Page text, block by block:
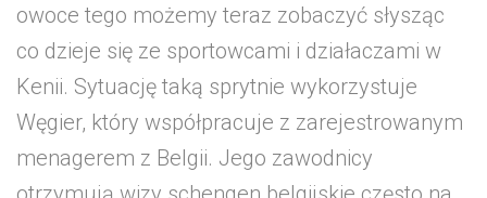
owoce tego możemy teraz zobaczyć słysząc
co dzieje się ze sportowcami i działaczami w
Kenii. Sytuację taką sprytnie wykorzystuje
Węgier, który współpracuje z zarejestrowanym
menagerem z Belgii. Jego zawodnicy